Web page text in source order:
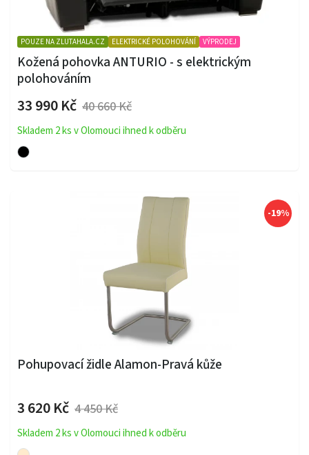
POUZE NA ZLUTAHALA.CZ ELEKTRICKÉ POLOHOVÁNÍ VÝPRODEJ
Kožená pohovka ANTURIO - s elektrickým
polohováním
33 990 Kč 40 660 Kč
Skladem 2 ks v Olomouci ihned k odběru
-19%
Pohupovací židle Alamon-Pravá kůže
3 620 Kč 4 450 Kč
Skladem 2 ks v Olomouci ihned k odběru